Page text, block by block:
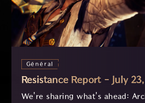
Général
Resistance Report - July
We're sharing what's ahead: